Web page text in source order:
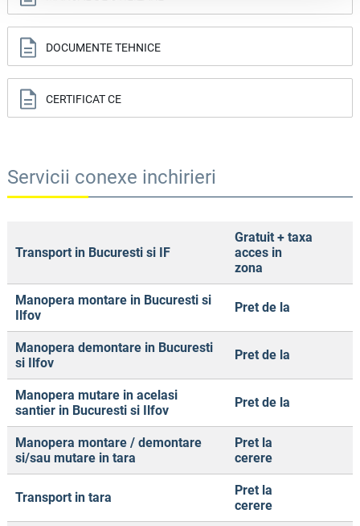
DOCUMENTE TEHNICE
CERTIFICAT CE
Servicii conexe inchirieri
Transport in Bucuresti si IF
Gratuit + taxa
acces in
zona
Manopera montare in Bucuresti si
Ilfov
Pret de la
Manopera demontare in Bucuresti
si Ilfov
Pret de la
Manopera mutare in acelasi
santier in Bucuresti si Ilfov
Pret de la
Manopera montare / demontare
si/sau mutare in tara
Pret la
cerere
Transport in tara
Pret la
cerere